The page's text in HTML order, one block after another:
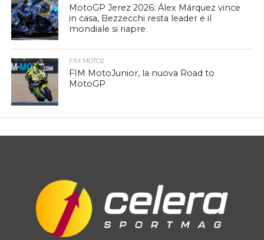
MotoGP Jerez 2026: Álex Márquez vince
in casa, Bezzecchi resta leader e il
mondiale si riapre
FIM MOTO2
FIM MotoJunior, la nuova Road to
MotoGP